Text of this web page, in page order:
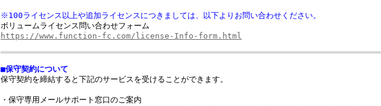
※100ライセンス以上や追加ライセンスにつきましては、以下よりお問い合わせください。
ボリュームライセンス問い合わせフォーム
https://www.function-fc.com/license-Info-form.html
■保守契約について
保守契約を締結すると下記のサービスを受けることができます。
・保守専用メールサポート窓口のご案内